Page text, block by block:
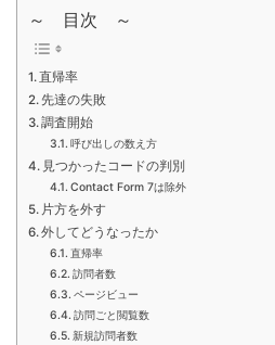
～ 目次 ～
直帰率
先達の失敗
調査開始
呼び出しの数え方
見つかったコードの判別
Contact Form 7は除外
片方を外す
外してどうなったか
直帰率
訪問者数
ページビュー
訪問ごと閲覧数
新規訪問者数